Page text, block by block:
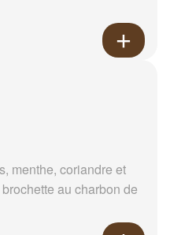
menthe, coriandre et
au charbon de